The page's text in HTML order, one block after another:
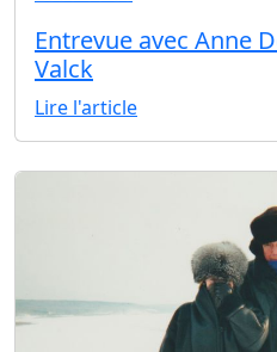
Entrevue avec Anne
Valck
Lire l'article